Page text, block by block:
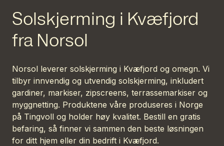
Solskjerming i Kvæfjord
fra Norsol
Norsol leverer solskjerming i Kvæfjord og omegn. Vi
tilbyr innvendig og utvendig solskjerming, inkludert
gardiner, markiser, zipscreens, terrassemarkiser og
myggnetting. Produktene våre produseres i Norge
på Tingvoll og holder høy kvalitet. Bestill en gratis
befaring, så finner vi sammen den beste løsningen
for ditt hjem eller din bedrift i Kvæfjord.